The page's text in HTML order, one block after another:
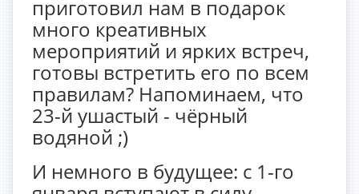
приготовил нам в подарок
много креативных
мероприятий и ярких встреч,
готовы встретить его по всем
правилам? Напоминаем, что
23-й ушастый - чёрный
водяной ;)
И немного в будущее: с 1-го